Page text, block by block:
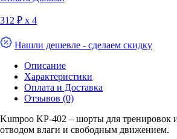
312 ₽ х 4
Нашли дешевле - сделаем скидку
Описание
Характеристики
Оплата и Доставка
Отзывов (0)
Kumpoo KP-402 – шорты для тренировок
отводом влаги и свободным движением.